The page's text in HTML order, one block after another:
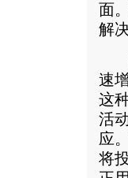
面
解
速
这
活
应
将